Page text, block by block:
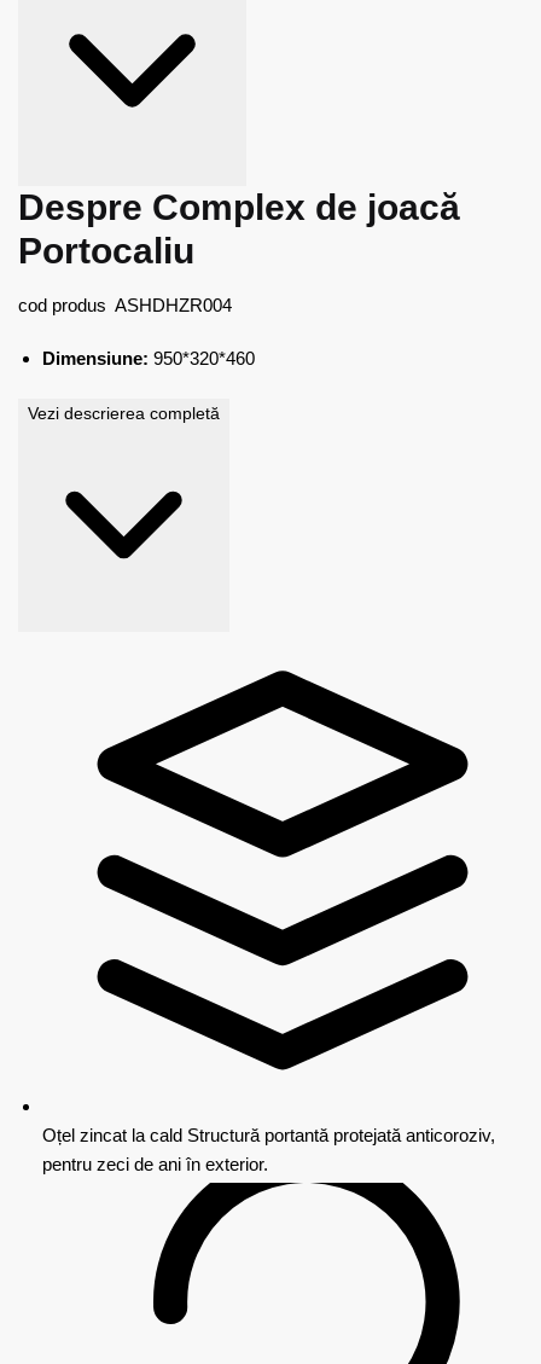
Despre Complex de joacă
Portocaliu
cod produs ASHDHZR004
Dimensiune: 950*320*460
Vezi descrierea completă
Oțel zincat la cald Structură portantă protejată anticoroziv,
pentru zeci de ani în exterior.